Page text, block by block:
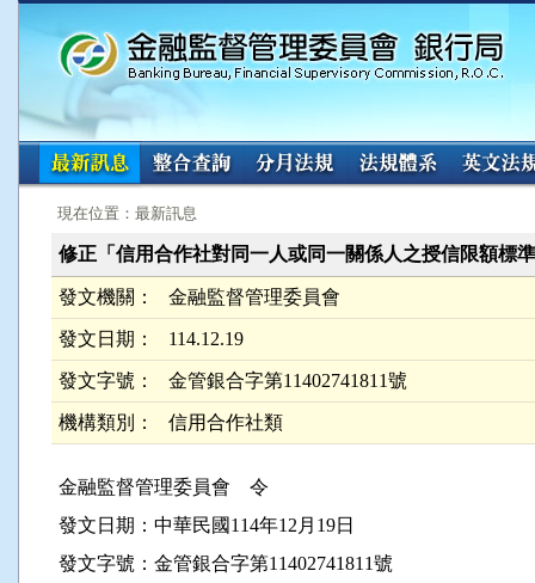
:::
現在位置：最新訊息
修正「信用合作社對同一人或同一關係人之授信限額標
發文機關： 金融監督管理委員會
發文日期： 114.12.19
發文字號： 金管銀合字第11402741811號
機構類別： 信用合作社類
金融監督管理委員會 令
發文日期：中華民國114年12月19日
發文字號：金管銀合字第11402741811號